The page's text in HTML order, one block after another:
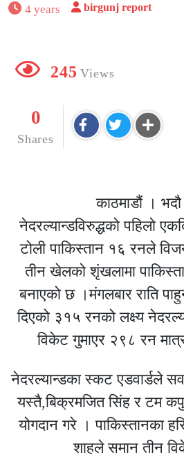
4 years birgunj report
245 Views
0
Shares
काठमाडौं ।
नेदरल्यान्डविरुद्धको पहिलो
टोली पाकिस्तान १६ रनले
तीन खेलको शृंखलामा
बनाएको छ ।मंगलबार राति
दिएको ३१५ रनको लक्ष्य
विकेट गुमाएर २९८ रन
नेदरल्यान्डका स्कट एडवार्डले
यस्तै,बिक्रमजित सिंह र टम
योगदान गरे । पाकिस्तानका
शाहले समान तीन